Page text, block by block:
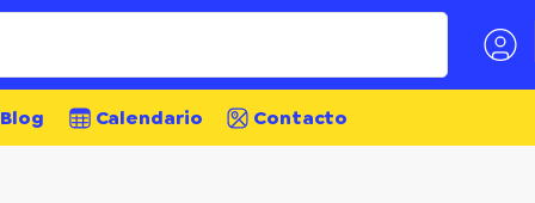
Blog Calendario Contacto